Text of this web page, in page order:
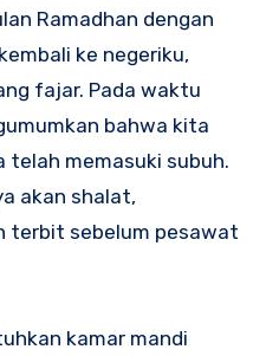
Ramadhan dengan
ke negeriku,
fajar. Pada waktu
bahwa kita
telah memasuki subuh.
akan shalat,
terbit sebelum pesawat
kamar mandi